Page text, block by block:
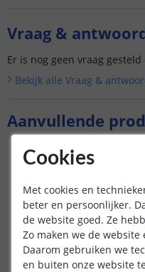
Aanvullende
Vraag &
Er is nog geen vraag
Bekijk alle Vraag &
Cookies
Met cookies en
beter en persoonlijker.
de website goed. Ze
Zo maken we de
Daarom gebruiken we
en buiten onze website